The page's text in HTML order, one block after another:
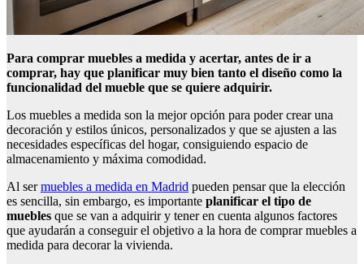
Para comprar muebles a medida y acertar, antes de ir a
comprar, hay que planificar muy bien tanto el diseño como la
funcionalidad del mueble que se quiere adquirir.
Los muebles a medida son la mejor opción para poder crear una
decoración y estilos únicos, personalizados y que se ajusten a las
necesidades específicas del hogar, consiguiendo espacio de
almacenamiento y máxima comodidad.
Al sermuebles a medida en Madrid pueden pensar que la elección
es sencilla, sin embargo, es importante planificar el tipo de
muebles que se van a adquirir y tener en cuenta algunos factores
que ayudarán a conseguir el objetivo a la hora de comprar muebles a
medida para decorar la vivienda.